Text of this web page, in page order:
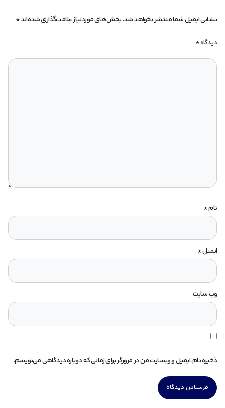
نشانی ایمیل شما منتشر نخواهد شد.بخش‌های موردنیاز علامت‌گذاری شده‌اند*
دیدگاه*
نام*
ایمیل*
وب‌ سایت
ذخیره نام، ایمیل و وبسایت من در مرورگر برای زمانی که دوباره دیدگاهی می‌نویسم.